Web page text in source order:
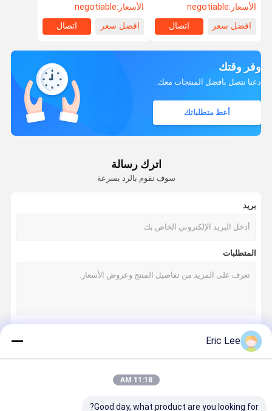
الأسعار:negotiable
افضل سعر
اتصال
الأسعار:negotiable
افضل سعر
اتصال
وفر وقتك
دعنا نتصل بأفضل المنتجات معك.
أعط متطلباتك
اترك رسالة
سوف نقوم بالرد بسرعة
بريد
المتطلبات
Eric Lee
11:18 AM
Good day, what product are you looking for?